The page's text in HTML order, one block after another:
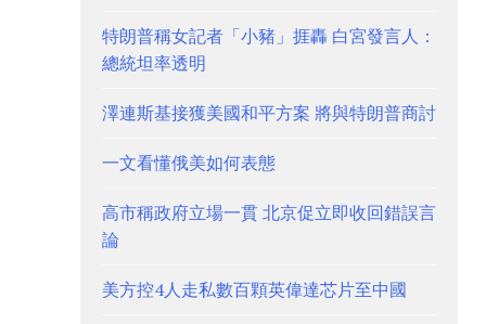
特朗普稱女記者「小豬」捱轟 白宮發言人：
總統坦率透明
澤連斯基接獲美國和平方案 將與特朗普商討
一文看懂俄美如何表態
高市稱政府立場一貫 北京促立即收回錯誤言
論
美方控4人走私數百顆英偉達芯片至中國